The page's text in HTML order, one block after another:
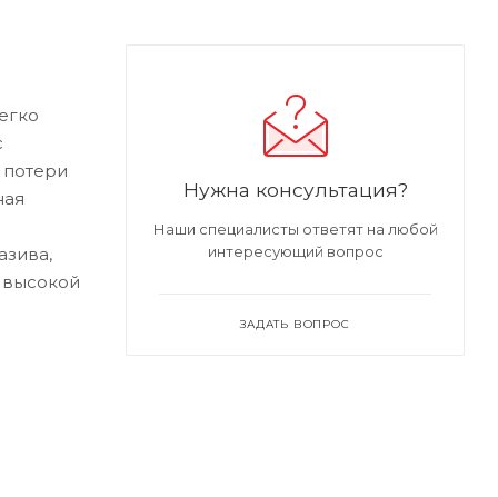
высокой
Нужна консультация?
Наши специалисты ответят на любой
интересующий вопрос
ЗАДАТЬ ВОПРОС